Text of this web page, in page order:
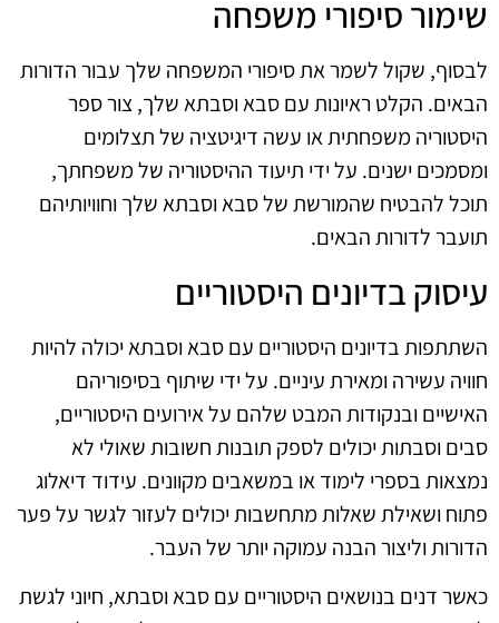
שימור סיפורי משפחה
לבסוף, שקול לשמר את סיפורי המשפחה שלך עבור הדורות
הבאים. הקלט ראיונות עם סבא וסבתא שלך, צור ספר
היסטוריה משפחתית או עשה דיגיטציה של תצלומים
ומסמכים ישנים. על ידי תיעוד ההיסטוריה של משפחתך,
תוכל להבטיח שהמורשת של סבא וסבתא שלך וחוויותיהם
תועבר לדורות הבאים.
עיסוק בדיונים היסטוריים
השתתפות בדיונים היסטוריים עם סבא וסבתא יכולה להיות
חוויה עשירה ומאירת עיניים. על ידי שיתוף בסיפוריהם
האישיים ובנקודות המבט שלהם על אירועים היסטוריים,
סבים וסבתות יכולים לספק תובנות חשובות שאולי לא
נמצאות בספרי לימוד או במשאבים מקוונים. עידוד דיאלוג
פתוח ושאילת שאלות מתחשבות יכולים לעזור לגשר על פער
הדורות וליצור הבנה עמוקה יותר של העבר.
כאשר דנים בנושאים היסטוריים עם סבא וסבתא, חיוני לגשת